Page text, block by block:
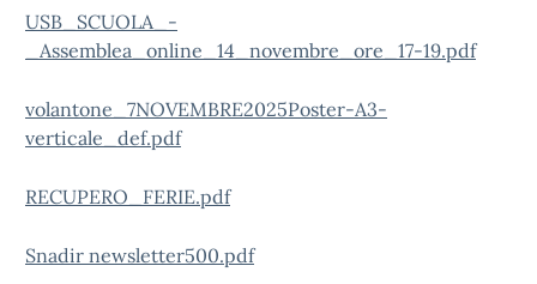
USB_SCUOLA_-
_Assemblea_online_14_novembre_ore_17-19.pdf
volantone_7NOVEMBRE2025Poster-A3-
verticale_def.pdf
RECUPERO_FERIE.pdf
Snadir newsletter500.pdf